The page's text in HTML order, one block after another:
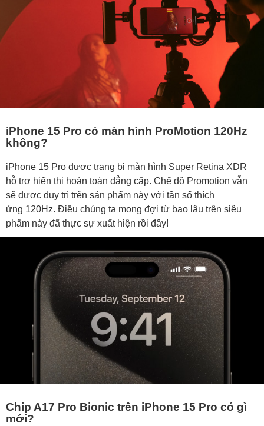
iPhone 15 Pro có màn hình ProMotion 120Hz
không?
iPhone 15 Pro được trang bị màn hình Super Retina XDR
hỗ trợ hiển thị hoàn toàn đẳng cấp. Chế độ Promotion vẫn
sẽ được duy trì trên sản phẩm này với tần số thích
ứng 120Hz. Điều chúng ta mong đợi từ bao lâu trên siêu
phẩm này đã thực sự xuất hiện rồi đây!
Chip A17 Pro Bionic trên iPhone 15 Pro có gì
mới?